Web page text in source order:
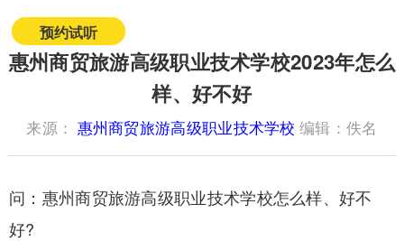
预约试听
惠州商贸旅游高级职业技术学校2023年怎么
样、好不好
来源： 惠州商贸旅游高级职业技术学校 编辑：佚名
问：惠州商贸旅游高级职业技术学校怎么样、好不
好?